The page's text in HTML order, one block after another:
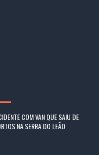
COM VAN QUE SAIU DE
NA SERRA DO LEÃO